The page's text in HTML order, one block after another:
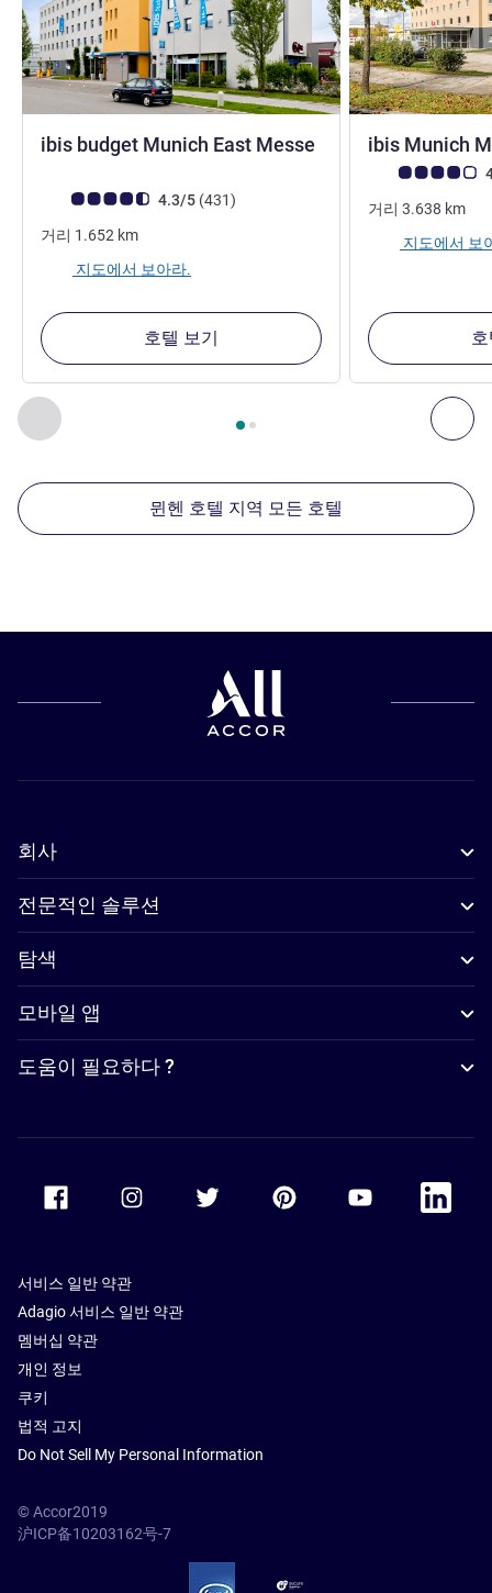
이전 - 주변에 있는 다른 시설 다
2/ 페이지 , 주변에 있는 다른 시설 1 :, 주변에 있는 다른 시
ibis budget Munich East Messe
고객 평점 (ALL 평가)4.3/5 (431리뷰
)
거리 1.652 km
지도에서 보아라.
호텔 보기
ibis Munich
고객 평점 (ALL 평
거리 3.638 km
지도에서 보
뮌헨 호텔 지역 모든 호텔
회사
전문적인 솔루션
탐색
모바일 앱
도움이 필요하다 ?
Accor Facebook Accor TwitterAccor PinterestAccor Youtube
Accor
서비스 일반 약관
Adagio 서비스 일반 약관
멤버십 약관
개인 정보
쿠키
법적 고지
Do Not Sell My Personal Information
© Accor2019
沪ICP备10203162号-7